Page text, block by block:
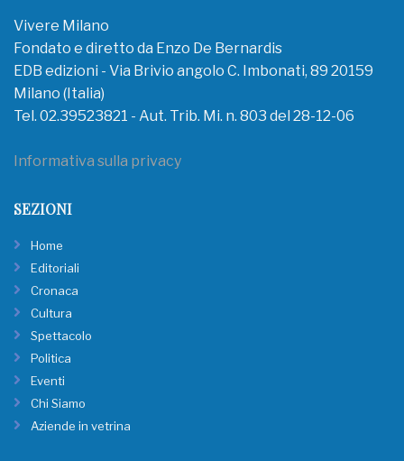
Vivere Milano
Fondato e diretto da Enzo De Bernardis
EDB edizioni - Via Brivio angolo C. Imbonati, 89 20159
Milano (Italia)
Tel. 02.39523821 - Aut. Trib. Mi. n. 803 del 28-12-06
Informativa sulla privacy
SEZIONI
Home
Editoriali
Cronaca
Cultura
Spettacolo
Politica
Eventi
Chi Siamo
Aziende in vetrina